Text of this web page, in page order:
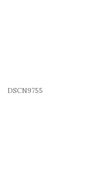
DSCN9755